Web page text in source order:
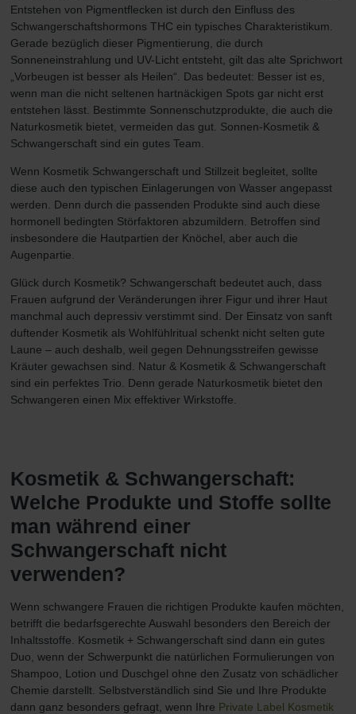
Entstehen von Pigmentflecken ist durch den Einfluss des
Schwangerschaftshormons THC ein typisches Charakteristikum.
Gerade bezüglich dieser Pigmentierung, die durch
Sonneneinstrahlung und UV-Licht entsteht, gilt das alte Sprichwort
„Vorbeugen ist besser als Heilen“. Das bedeutet: Besser ist es,
wenn man die nicht seltenen hartnäckigen Spots gar nicht erst
entstehen lässt. Bestimmte Sonnenschutzprodukte, die auch die
Naturkosmetik bietet, vermeiden das gut. Sonnen-Kosmetik &
Schwangerschaft sind ein gutes Team.
Wenn Kosmetik Schwangerschaft und Stillzeit begleitet, sollte
diese auch den typischen Einlagerungen von Wasser angepasst
werden. Denn durch die passenden Produkte sind auch diese
hormonell bedingten Störfaktoren abzumildern. Betroffen sind
insbesondere die Hautpartien der Knöchel, aber auch die
Augenpartie.
Glück durch Kosmetik? Schwangerschaft bedeutet auch, dass
Frauen aufgrund der Veränderungen ihrer Figur und ihrer Haut
manchmal auch depressiv verstimmt sind. Der Einsatz von sanft
duftender Kosmetik als Wohlfühlritual schenkt nicht selten gute
Laune – auch deshalb, weil gegen Dehnungsstreifen gewisse
Kräuter gewachsen sind. Natur & Kosmetik & Schwangerschaft
sind ein perfektes Trio. Denn gerade Naturkosmetik bietet den
Schwangeren einen Mix effektiver Wirkstoffe.
Kosmetik & Schwangerschaft:
Welche Produkte und Stoffe sollte
man während einer
Schwangerschaft nicht
verwenden?
Wenn schwangere Frauen die richtigen Produkte kaufen möchten,
betrifft die bedarfsgerechte Auswahl besonders den Bereich der
Inhaltsstoffe. Kosmetik + Schwangerschaft sind dann ein gutes
Duo, wenn der Schwerpunkt die natürlichen Formulierungen von
Shampoo, Lotion und Duschgel ohne den Zusatz von schädlicher
Chemie darstellt. Selbstverständlich sind Sie und Ihre Produkte
dann ganz besonders gefragt, wenn Ihre Private Label Kosmetik